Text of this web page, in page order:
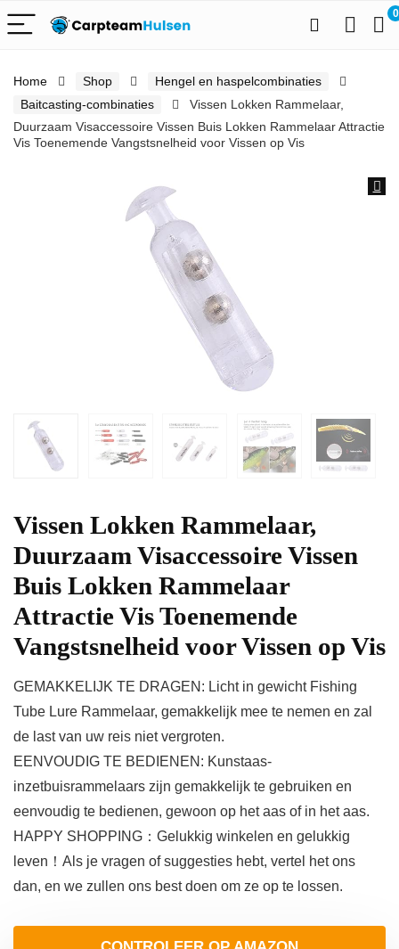
0
Home Shop
Hengel en haspelcombinaties
Baitcasting-combinaties
Vissen Lokken Rammelaar,
Duurzaam Visaccessoire Vissen Buis Lokken Rammelaar Attractie
Vis Toenemende Vangstsnelheid voor Vissen op Vis
Vissen Lokken Rammelaar,
Duurzaam Visaccessoire Vissen
Buis Lokken Rammelaar
Attractie Vis Toenemende
Vangstsnelheid voor Vissen op Vis
GEMAKKELIJK TE DRAGEN: Licht in gewicht Fishing
Tube Lure Rammelaar, gemakkelijk mee te nemen en zal
de last van uw reis niet vergroten.
EENVOUDIG TE BEDIENEN: Kunstaas-
inzetbuisrammelaars zijn gemakkelijk te gebruiken en
eenvoudig te bedienen, gewoon op het aas of in het aas.
HAPPY SHOPPING：Gelukkig winkelen en gelukkig
leven！Als je vragen of suggesties hebt, vertel het ons
dan, en we zullen ons best doen om ze op te lossen.